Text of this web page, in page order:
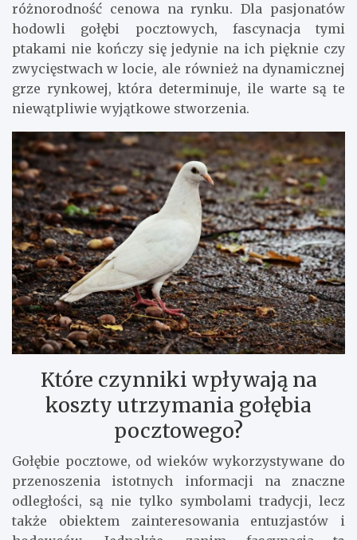
różnorodność cenowa na rynku. Dla pasjonatów
hodowli gołębi pocztowych, fascynacja tymi
ptakami nie kończy się jedynie na ich pięknie czy
zwycięstwach w locie, ale również na dynamicznej
grze rynkowej, która determinuje, ile warte są te
niewątpliwie wyjątkowe stworzenia.
Które czynniki wpływają na
koszty utrzymania gołębia
pocztowego?
Gołębie pocztowe, od wieków wykorzystywane do
przenoszenia istotnych informacji na znaczne
odległości, są nie tylko symbolami tradycji, lecz
także obiektem zainteresowania entuzjastów i